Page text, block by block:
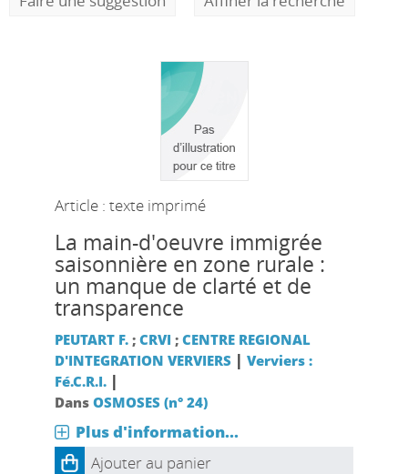
Article : texte imprimé
La main-d'oeuvre immigrée
saisonnière en zone rurale :
un manque de clarté et de
transparence
PEUTART F.; CRVI ; CENTRE REGIONAL
D'INTEGRATION VERVIERS | Verviers :
Fé.C.R.I.|
Dans OSMOSES (n° 24)
Plus d'information...
Ajouter au panier